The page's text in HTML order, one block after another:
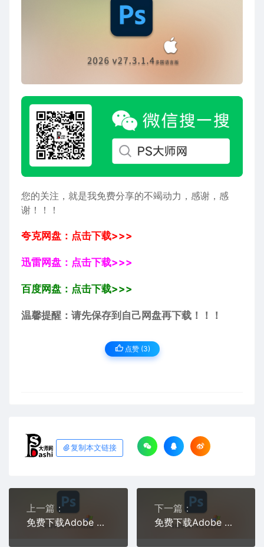
您的关注，就是我免费分享的不竭动力，感谢，感
谢！！！
夸克网盘：点击下载>>>
迅雷网盘：点击下载>>>
百度网盘：点击下载>>>
温馨提醒：请先保存到自己网盘再下载！！！
点赞 (3)
复制本文链接
上一篇：
免费下载Adobe Photoshop 2026 v27.3.1.4 win多国语言版正式中文最新PS软件激活一键安装包Ai智能修图设计师平面设计工具
下一篇：
免费下载Adobe Photoshop 2026 v27.4.0.15 win多国语言版正式中文最新PS软件激活一键安装包Ai智能修图设计师平面设计工具